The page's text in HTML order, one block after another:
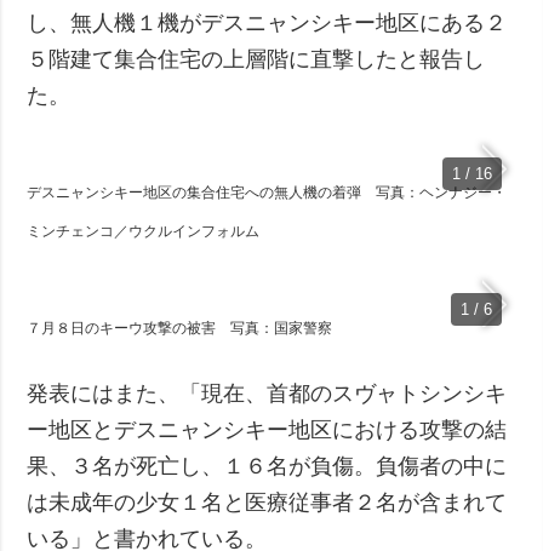
し、無人機１機がデスニャンシキー地区にある２
５階建て集合住宅の上層階に直撃したと報告し
た。
1 / 16
デスニャンシキー地区の集合住宅への無人機の着弾 写真：ヘンナジー・
ミンチェンコ／ウクルインフォルム
1 / 6
７月８日のキーウ攻撃の被害 写真：国家警察
発表にはまた、「現在、首都のスヴャトシンシキ
ー地区とデスニャンシキー地区における攻撃の結
果、３名が死亡し、１６名が負傷。負傷者の中に
は未成年の少女１名と医療従事者２名が含まれて
いる」と書かれている。